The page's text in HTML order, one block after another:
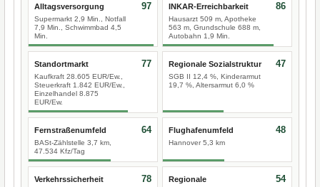
Alltagsversorgung
Supermarkt 2,9 Min., Notfall
7,9 Min., Schwimmbad 4,5
Min.
97 INKAR-Erreichbarkeit
Hausarzt 509 m, Apotheke
563 m, Grundschule 688 m,
Autobahn 1,9 Min.
86
Standortmarkt
Kaufkraft 28.605 EUR/Ew.,
Steuerkraft 1.842 EUR/Ew.,
Einzelhandel 8.875
EUR/Ew.
77 Regionale Sozialstruktur
SGB II 12,4 %, Kinderarmut
19,7 %, Altersarmut 6,0 %
47
Fernstraßenumfeld
BASt-Zählstelle 3,7 km,
47.534 Kfz/Tag
64 Flughafenumfeld
Hannover 5,3 km
48
Verkehrssicherheit 78
Regionale
54